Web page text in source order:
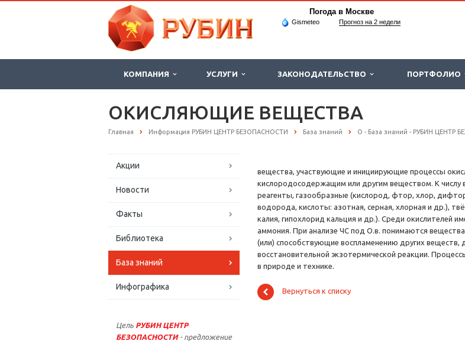
Погода в Москве
Gismeteo Прогноз на 2 недели
КОМПАНИЯ УСЛУГИ ЗАКОНОДАТЕЛЬСТВО ПОРТФОЛИО
ОКИСЛЯЮЩИЕ ВЕЩЕСТВА
Главная Информация РУБИН ЦЕНТР БЕЗОПАСНОСТИ База знаний О - База знаний - РУБИН ЦЕНТР
Акции
Новости
Факты
Библиотека
База знаний
Инфографика
Цель РУБИН ЦЕНТР
БЕЗОПАСНОСТИ - предложение
вещества, участвующие и инициирующие процессы
кислородосодержащим или другим веществом. К числу
реагенты, газообразные (кислород, фтор, хлор,
водорода, кислоты: азотная, серная, хлорная и др.),
калия, гипохлорид кальция и др.). Среди окислителей
аммония. При анализе ЧС под О.в. понимаются
(или) способствующие воспламенению других веществ,
восстановительной экзотермической реакции.
в природе и технике.
Вернуться к списку